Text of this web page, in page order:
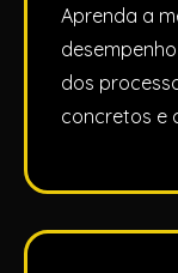
Aprenda a
dos
concretos e